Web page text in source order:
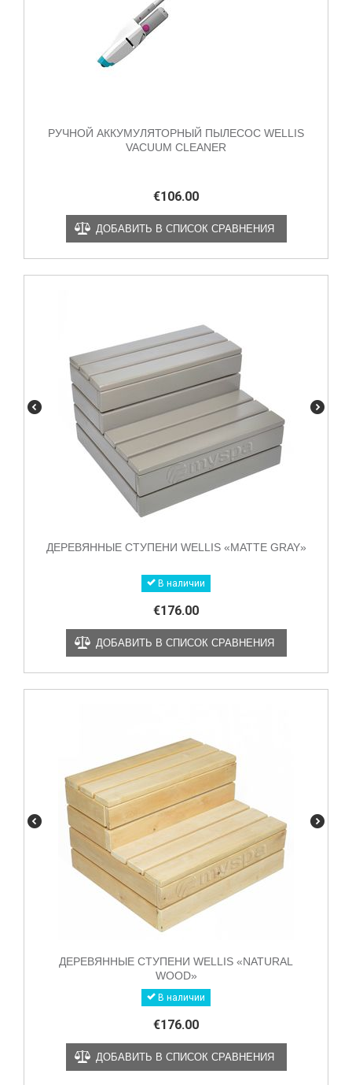
РУЧНОЙ АККУМУЛЯТОРНЫЙ ПЫЛЕСОС WELLIS
VACUUM CLEANER
€106.00
ДОБАВИТЬ В СПИСОК СРАВНЕНИЯ
ДЕРЕВЯННЫЕ СТУПЕНИ WELLIS «MATTE GRAY»
В наличии
€176.00
ДОБАВИТЬ В СПИСОК СРАВНЕНИЯ
ДЕРЕВЯННЫЕ СТУПЕНИ WELLIS «NATURAL
WOOD»
В наличии
€176.00
ДОБАВИТЬ В СПИСОК СРАВНЕНИЯ